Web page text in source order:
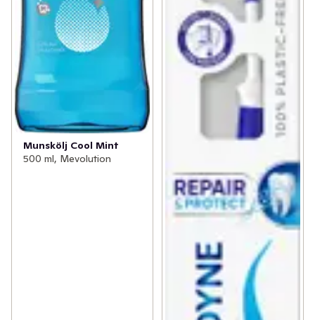
Munskölj Cool Mint
500 ml, Mevolution